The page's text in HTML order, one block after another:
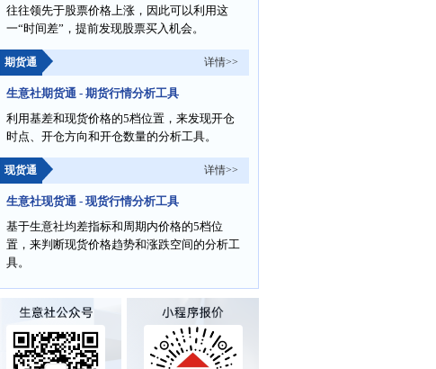
往往领先于股票价格上涨，因此可以利用这
一“时间差”，提前发现股票买入机会。
期货通 详情>>
生意社期货通 - 期货行情分析工具
利用基差和现货价格的5档位置，来发现开仓
时点、开仓方向和开仓数量的分析工具。
现货通 详情>>
生意社现货通 - 现货行情分析工具
基于生意社均差指标和周期内价格的5档位
置，来判断现货价格趋势和涨跌空间的分析工
具。